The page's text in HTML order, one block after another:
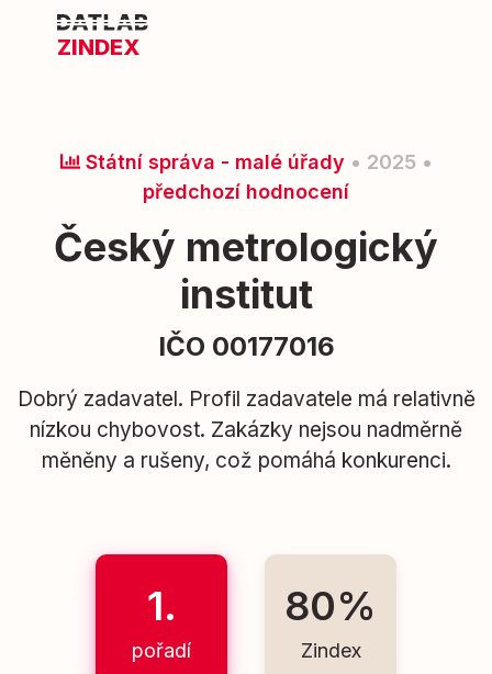
ZINDEX
Státní správa - malé úřady • 2025 •
předchozí hodnocení
Český metrologický
institut
IČO 00177016
Dobrý zadavatel. Profil zadavatele má relativně
nízkou chybovost. Zakázky nejsou nadměrně
měněny a rušeny, což pomáhá konkurenci.
1.
pořadí
80%
Zindex